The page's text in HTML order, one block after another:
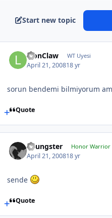
Start new topic
LionClaw WT Uyesi
April 21, 200818 yr
sorun bendemi bilmiyorum
Quote
Youngster Honor Warrior
April 21, 200818 yr
sende
Quote